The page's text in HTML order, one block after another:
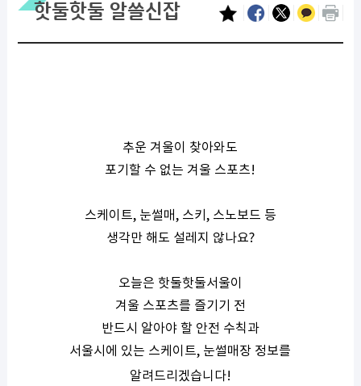
핫둘핫둘 알쓸신잡
추운 겨울이 찾아와도
포기할 수 없는 겨울 스포츠!
스케이트, 눈썰매, 스키 , 스노보드 등
생각만 해도 설레지 않나요?
오늘은 핫둘핫둘서울이
겨울 스포츠를 즐기기 전
반드시 알아야 할 안전 수칙과
서울시에 있는 스케이트, 눈썰매장 정보를
알려드리겠습니다!